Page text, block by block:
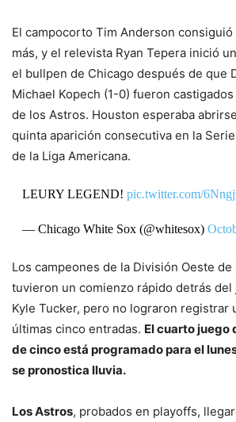
El campocorto Tim Anderson
más, y el relevista Ryan Tepera inició
el bullpen de Chicago después de que
Michael Kopech (1-0) fueron
de los Astros. Houston esperaba
quinta aparición consecutiva en la
de la Liga Americana.
LEURY LEGEND! pic.twitter.com/
— Chicago White Sox (@whitesox)
Los campeones de la División Oeste de
tuvieron un comienzo rápido detrás
Kyle Tucker, pero no lograron registrar
últimas cinco entradas. El cuarto juego
de cinco está programado para el
se pronostica lluvia.
Los Astros, probados en playoffs,